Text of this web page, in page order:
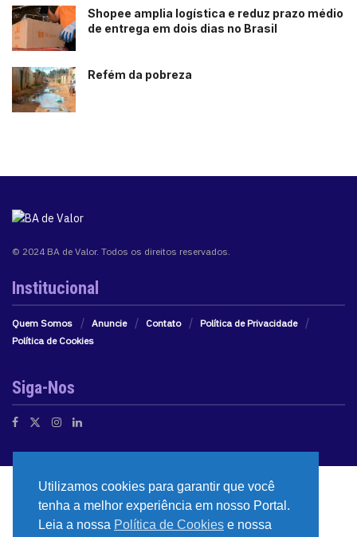
Shopee amplia logística e reduz prazo médio
de entrega em dois dias no Brasil
Refém da pobreza
© 2024 BA de Valor. Todos os direitos reservados.
Institucional
Quem Somos Anuncie Contato
Política de Privacidade
Política de Cookies
Siga-Nos
Utilizamos cookies para garantir que você
tenha a melhor experiência em nosso Portal.
Leia a nossa Política de Cookies e nossa